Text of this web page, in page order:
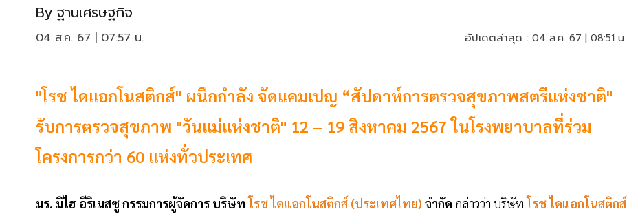
By ฐานเศรษฐกิจ
04 ส.ค. 67 | 07:57 น. อัปเดตล่าสุด : 04 ส.ค. 67 | 08:51 น.
"โรช ไดแอกโนสติกส์" ผนึกกำลัง จัดแคมเปญ “สัปดาห์การตรวจสุขภาพสตรีแห่งชาติ"
รับการตรวจสุขภาพ "วันแม่แห่งชาติ" 12 – 19 สิงหาคม 2567 ในโรงพยาบาลที่ร่วม
โครงการกว่า 60 แห่งทั่วประเทศ
มร. มิไฮ อีริเมสซู กรรมการผู้จัดการ บริษัทโรช ไดแอกโนสติกส์ (ประเทศไทย) จำกัด กล่าวว่า บริษัทโรช ไดแอกโนสติกส์